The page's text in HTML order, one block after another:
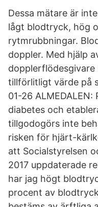
Dessa mätare är
lågt blodtryck, hög
rytmrubbningar.
doppler. Med hjälp
tillförlitligt värde på
01-26
diabetes och
tillgodogörs inte
risken för hjärt-
att Socialstyrelsen
2017 uppdaterade
har jag högt
procent av